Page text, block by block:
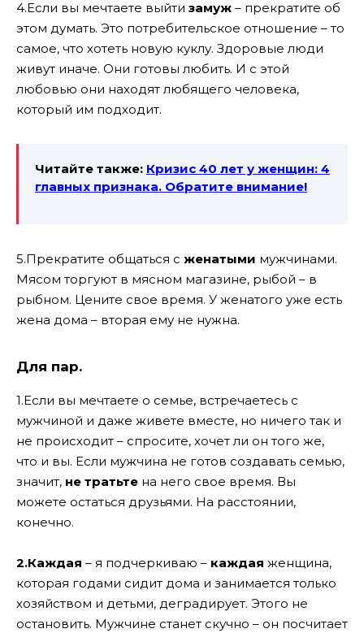
4.Если вы мечтаете выйти замуж – прекратите об
этом думать. Это потребительское отношение – то
самое, что хотеть новую куклу. Здоровые люди
живут иначе. Они готовы любить. И с этой
любовью они находят любящего человека,
который им подходит.
Читайте также: Кризис 40 лет у женщин: 4
главных признака. Обратите внимание!
5.Прекратите общаться с женатыми мужчинами.
Мясом торгуют в мясном магазине, рыбой – в
рыбном. Цените свое время. У женатого уже есть
жена дома – вторая ему не нужна.
Для пар.
1.Если вы мечтаете о семье, встречаетесь с
мужчиной и даже живете вместе, но ничего так и
не происходит – спросите, хочет ли он того же,
что и вы. Если мужчина не готов создавать семью,
значит, не тратьте на него свое время. Вы
можете остаться друзьями. На расстоянии,
конечно.
2.Каждая – я подчеркиваю – каждая женщина,
которая годами сидит дома и занимается только
хозяйством и детьми, деградирует. Этого не
остановить. Мужчине станет скучно – он посчитает